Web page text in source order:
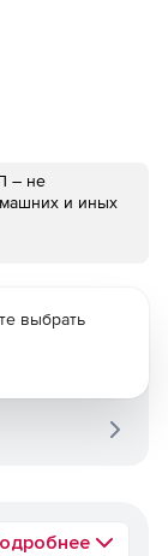
– не
и иных
выбрать